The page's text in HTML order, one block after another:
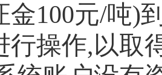
金100元/吨)
行操作,以取